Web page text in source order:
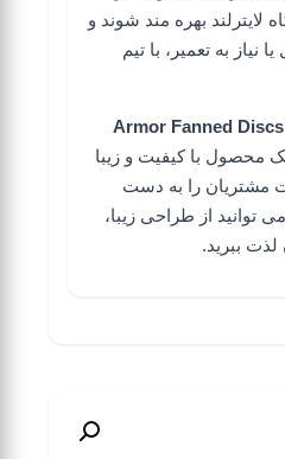
بهره مند شوند و
به تعمیر، با تیم
فندک زیپو مدل Armor Fanned Discs
محصول با کیفیت و زیبا
مشتریان را به دست
توانید از طراحی زیبا،
لذت ببرید.